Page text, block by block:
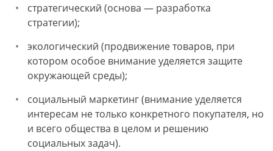
стратегический (основа — разработка
стратегии);
экологический (продвижение товаров, при
котором особое внимание уделяется защите
окружающей среды);
социальный маркетинг (внимание уделяется
интересам не только конкретного покупателя, но
и всего общества в целом и решению
социальных задач).